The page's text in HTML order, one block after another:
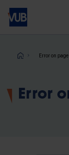
Skip
main
Error on page
Error